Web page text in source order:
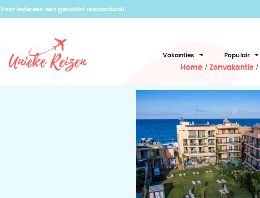
Voor iedereen een geschikt reisaanbod!
Vakanties Populair
Home / Zonvakantie /